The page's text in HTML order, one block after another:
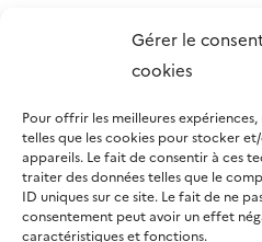
Gérer le
cookies
Pour offrir les meilleures
telles que les cookies pour stocker
appareils. Le fait de consentir à ces
traiter des données telles que le
ID uniques sur ce site. Le fait de ne
consentement peut avoir un effet
caractéristiques et fonctions.